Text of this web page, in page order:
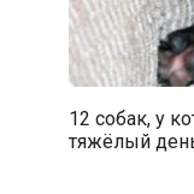
12 собак, у
тяжёлый